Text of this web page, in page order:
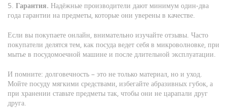
5. Гарантия. Надёжные производители дают минимум один‑два
года гарантии на предметы, которые они уверены в качестве.
Если вы покупаете онлайн, внимательно изучайте отзывы. Часто
покупатели делятся тем, как посуда ведет себя в микроволновке, при
мытье в посудомоечной машине и после длительной эксплуатации.
И помните: долговечность – это не только материал, но и уход.
Мойте посуду мягкими средствами, избегайте абразивных губок, а
при хранении ставьте предметы так, чтобы они не царапали друг
друга.